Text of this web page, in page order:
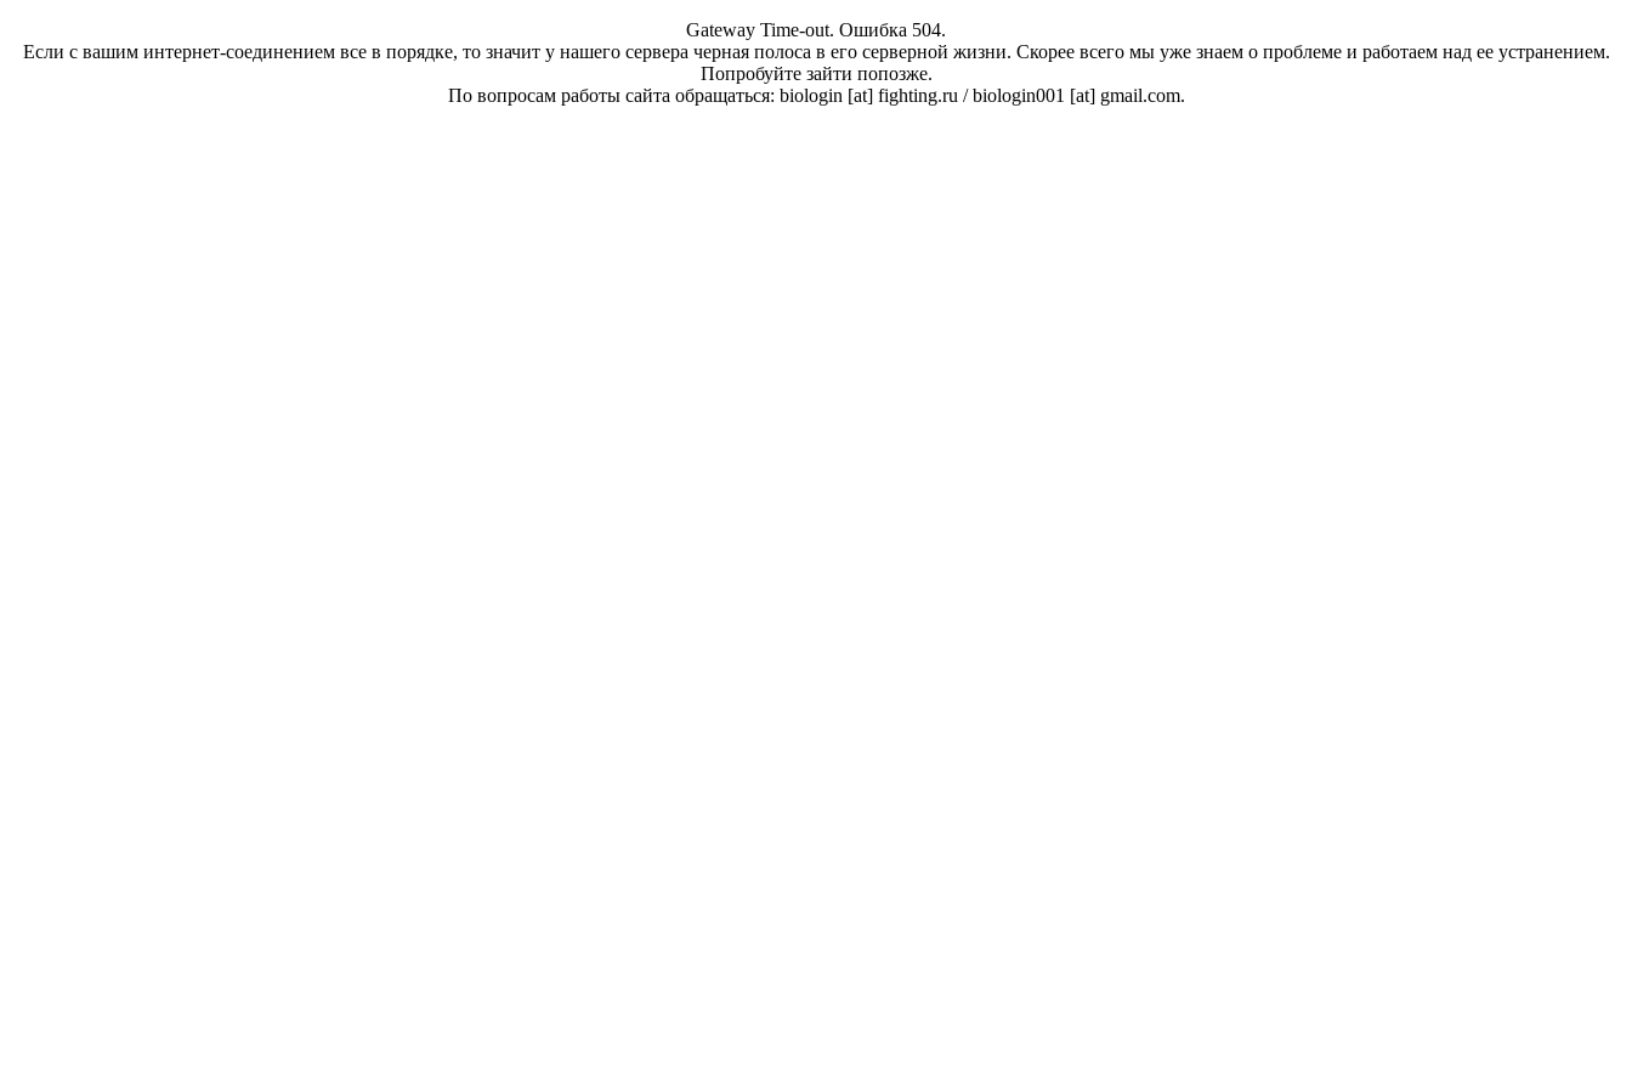
Gateway Time-out. Ошибка 504.
Если с вашим интернет-соединением все в порядке, то значит у нашего сервера черная полоса в его серверной жизни. Скорее всего мы уже знаем о проблеме и работаем над ее устранением.
Попробуйте зайти попозже.
По вопросам работы сайта обращаться: biologin [at] fighting.ru / biologin001 [at] gmail.com.